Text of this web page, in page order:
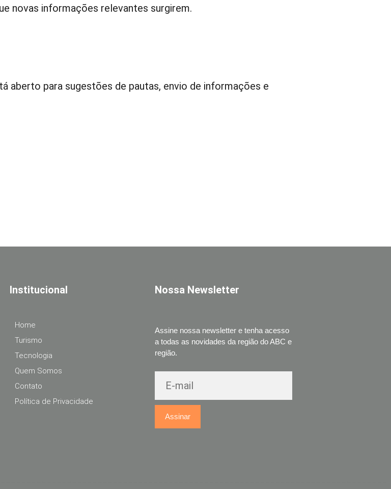
novas informações relevantes surgirem.
aberto para sugestões de pautas, envio de informações e
Institucional
Home
Turismo
Tecnologia
Quem Somos
Contato
Política de Privacidade
Nossa Newsletter
Assine nossa newsletter e tenha acesso
a todas as novidades da região do ABC e
região.
Assinar